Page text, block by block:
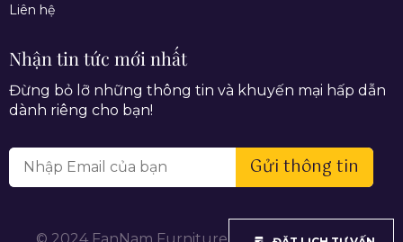
Liên hệ
Nhận tin tức mới nhất
Đừng bỏ lỡ những thông tin và khuyến mại hấp dẫn
dành riêng cho bạn!
Gửi thông tin